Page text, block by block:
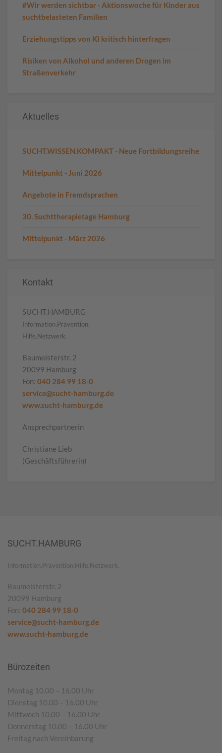
#Wir werden sichtbar - Aktionswoche für Kinder aus
suchtbelasteten Familien
Erziehungstipps von KI kritisch hinterfragen
Risiken von Alkohol und anderen Drogen im
Straßenverkehr
Aktuelles
SUCHT.WISSEN.KOMPAKT - Neue Fortbildungsreihe
Mittelpunkt - Juni 2026
Angebote in Fremdsprachen
30. Suchttherapietage Hamburg
Mittelpunkt - März 2026
Kontakt
SUCHT.HAMBURG
Information.Prävention.
Hilfe.Netzwerk.
Baumeisterstr. 2
20099 Hamburg
Fon: 040 284 99 18-0
service@sucht-hamburg.de
www.sucht-hamburg.de
Ansprechpartnerin
Christiane Lieb
(Geschäftsführerin)
SUCHT.HAMBURG
Information.Prävention.Hilfe.Netzwerk.
Baumeisterstr. 2
20099 Hamburg
Fon: 040 284 99 18-0
service@sucht-hamburg.de
www.sucht-hamburg.de
Bürozeiten
Montag 10.00 – 16.00 Uhr
Dienstag 10.00 – 16.00 Uhr
Mittwoch 10.00 – 16.00 Uhr
Donnerstag 10.00 – 16.00 Uhr
Freitag nach Vereinbarung